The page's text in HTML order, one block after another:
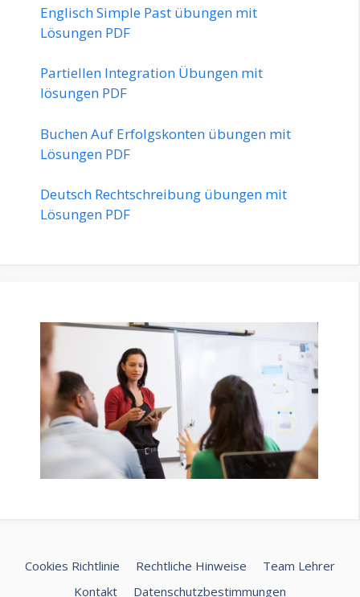
Englisch Simple Past übungen mit
Lösungen PDF
Partiellen Integration Übungen mit
lösungen PDF
Buchen Auf Erfolgskonten übungen mit
Lösungen PDF
Deutsch Rechtschreibung übungen mit
Lösungen PDF
Cookies Richtlinie Rechtliche Hinweise
Team Lehrer
Kontakt
Datenschutzbestimmungen